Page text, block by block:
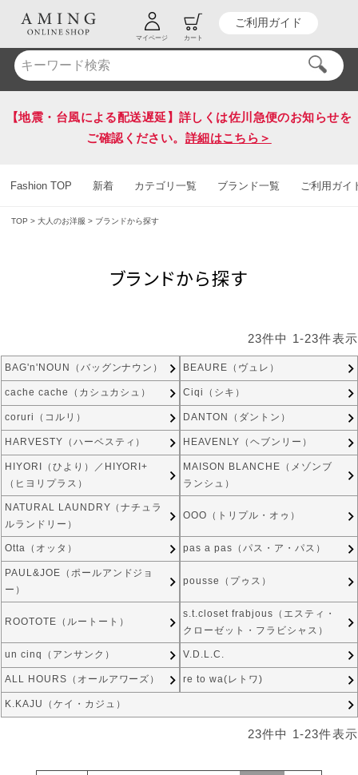
マイページ カート
ご利用ガイド
HOT KEY WORD #送料無料
【地震・台風による配送遅延】詳しくは佐川急便のお知らせを
ご確認ください。 詳細はこちら＞
Fashion TOP 新着 カテゴリ一覧 ブランド一覧 ご利用ガイ
TOP 大人のお洋服 ブランドから探す
ブランドから探す
23件中 1 -23件表示
BAG'n'NOUN（バッグンナウン） BEAURE（ヴュレ）
cache cache（カシュカシュ） Ciqi（シキ）
coruri（コルリ） DANTON（ダントン）
HARVESTY（ハーベスティ） HEAVENLY（ヘブンリー）
HIYORI（ひより）／HIYORI+
（ヒヨリプラス）
MAISON BLANCHE（メゾンブ
ランシュ）
NATURAL LAUNDRY（ナチュラ
ルランドリー）
OOO（トリプル・オゥ）
Otta（オッタ） pas a pas（パス・ア・パス）
PAUL&JOE（ポールアンドジョ
ー）
pousse（プゥス）
ROOTOTE（ルートート）
s.t.closet frabjous（エスティ・
クローゼット・フラビシャス）
un cinq（アンサンク） V.D.L.C.
ALL HOURS（オールアワーズ） re to wa(レトワ)
K.KAJU（ケイ・カジュ）
23件中 1 -23件表示